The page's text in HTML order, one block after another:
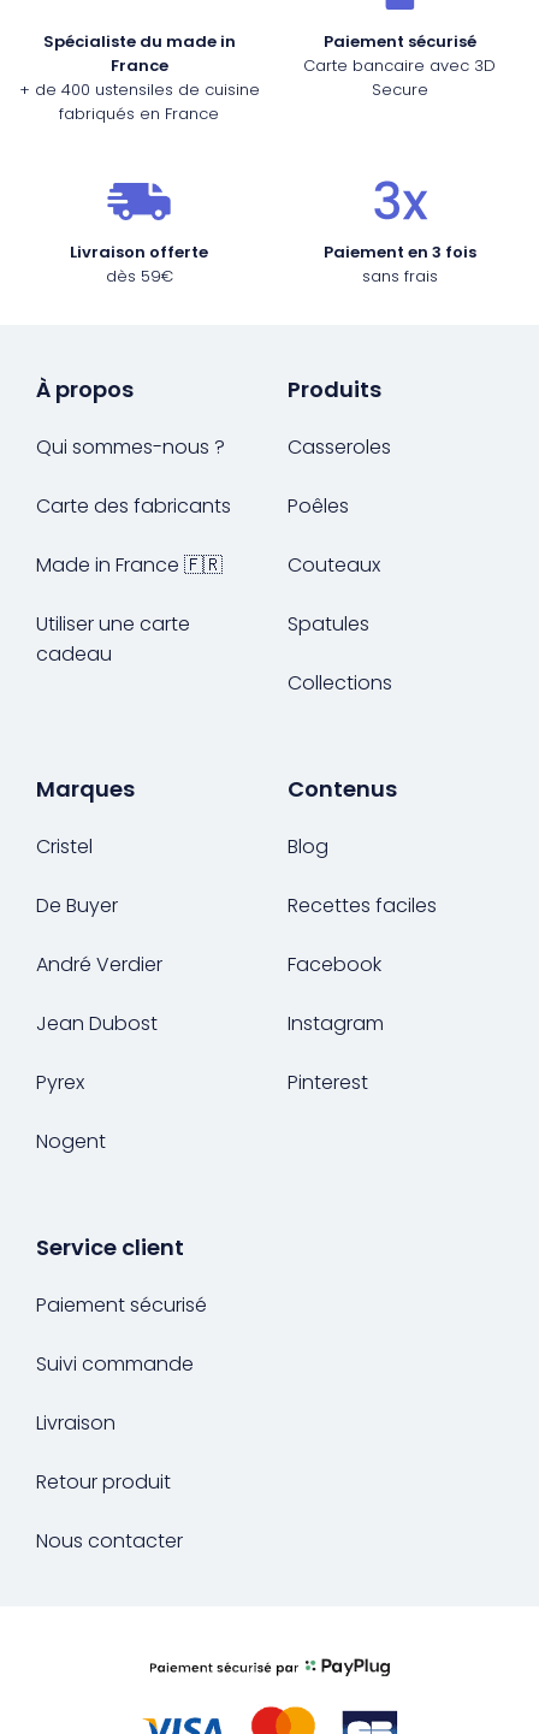
Spécialiste du made in
France
+ de 400 ustensiles de cuisine
fabriqués en France
Paiement sécurisé
Carte bancaire avec 3D
Secure
Livraison offerte
dès 59€
Paiement en 3 fois
sans frais
À propos
Qui sommes-nous ?
Carte des fabricants
Made in France 🇫🇷
Utiliser une carte
cadeau
Produits
Casseroles
Poêles
Couteaux
Spatules
Collections
Marques
Cristel
De Buyer
André Verdier
Jean Dubost
Pyrex
Nogent
Contenus
Blog
Recettes faciles
Facebook
Instagram
Pinterest
Service client
Paiement sécurisé
Suivi commande
Livraison
Retour produit
Nous contacter